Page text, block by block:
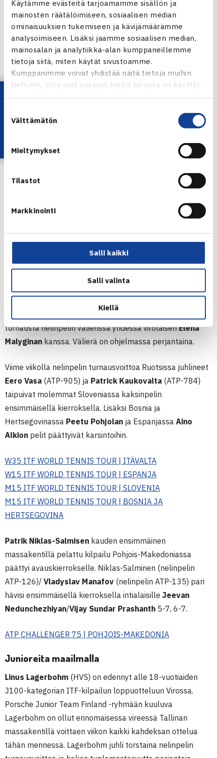
Käytämme evästeitä tarjoamamme sisällön ja
mainosten räätälöimiseen, sosiaalisen median
ominaisuuksien tukemiseen ja kävijämäärämme
analysoimiseen. Lisäksi jaamme sosiaalisen median,
mainosalan ja analytiikka-alan kumppaneillemme
tietoja siitä, miten käytät sivustoamme.
Kumppanimme voivat yhdistää näitä tietoja muihin
tietoihin, joita olet antanut heille tai joita on kerätty,
kun olet käyttänyt heidän palvelujaan.
valinta
Välttämätön
Mieltymykset
Tilastot
Markkinointi
Salli kaikki
Salli valinta
Kiellä
Kulikova puolivälierissä Espanjassa
ITF-kiertueella oli mukana tällä viikolla useita suomalaisia.
ykkössijoitettuna $15,000 kilpailussa kovilla ulkokentillä.
puolivälieriin. Ottelu on ohjelmassa perjantaina.
turnausta nelinpelin välierissä yhdessä virolaisenElena
Malyginan kanssa. Välierä on ohjelmassa perjantaina.
Viime viikolla nelinpelin turnausvoittoa Ruotsissa juhlineet
Eero Vasa (ATP-905) ja Patrick Kaukovalta (ATP-784)
taipuivat molemmat Sloveniassa kaksinpelin
ensimmäisellä kierroksella. Lisäksi Bosnia ja
Hertsegovinassa Peetu Pohjolan ja Espanjassa Aino
Alkion pelit päättyivät karsintoihin.
W35 ITF WORLD TENNIS TOUR | ITÄVALTA
W15 ITF WORLD TENNIS TOUR | ESPANJA
M15 ITF WORLD TENNIS TOUR | SLOVENIA
M15 ITF WORLD TENNIS TOUR | BOSNIA JA
HERTSEGOVINA
Patrik Niklas-Salmisen kauden ensimmäinen
massakentillä pelattu kilpailu Pohjois-Makedoniassa
päättyi avauskierrokselle. Niklas-Salminen (nelinpelin
ATP-126)/ Vladyslav Manafov (nelinpelin ATP-135) pari
hävisi ensimmäisellä kierroksella intialaisille Jeevan
Nedunchezhiyan/Vijay Sundar Prashanth 5-7, 6-7.
ATP CHALLENGER 75 | POHJOIS-MAKEDONIA
Junioreita maailmalla
Linus Lagerbohm (HVS) on edennyt alle 18-vuotiaiden
J100-kategorian ITF-kilpailun loppuotteluun Virossa.
Porsche Junior Team Finland -ryhmään kuuluva
Lagerbohm on ollut erinomaisessa vireessä Tallinan
massakentillä voittaen viikon kaikki kahdeksan ottelua
tähän mennessä. Lagerbohm juhli torstaina nelinpelin
Lataa OmaTennis!